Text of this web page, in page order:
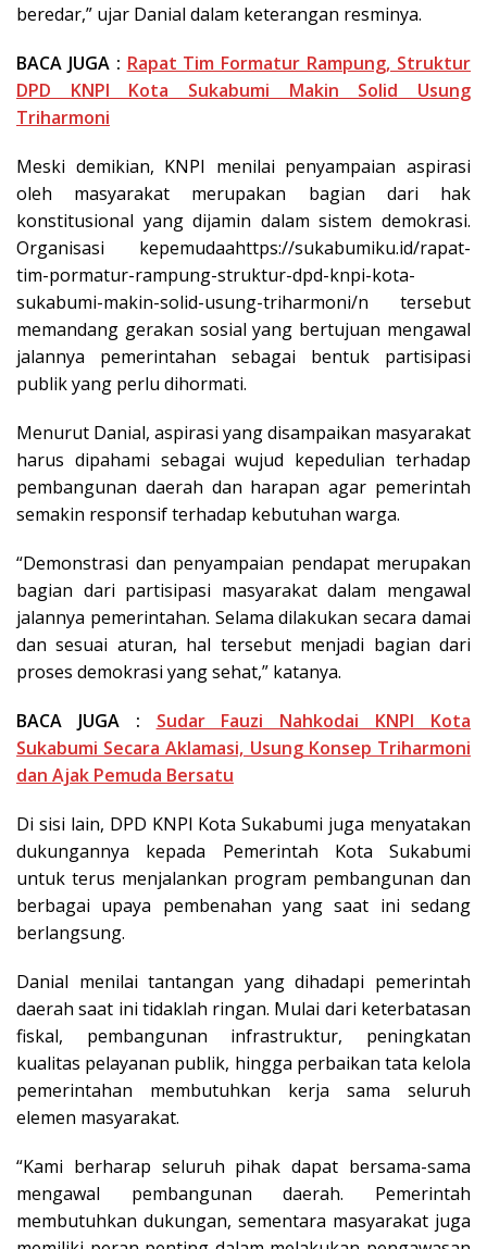
beredar,” ujar Danial dalam keterangan resminya.
BACA JUGA : Rapat Tim Formatur Rampung, Struktur
DPD KNPI Kota Sukabumi Makin Solid Usung
Triharmoni
Meski demikian, KNPI menilai penyampaian aspirasi
oleh masyarakat merupakan bagian dari hak
konstitusional yang dijamin dalam sistem demokrasi.
Organisasi kepemudaahttps://sukabumiku.id/rapat-
tim-pormatur-rampung-struktur-dpd-knpi-kota-
sukabumi-makin-solid-usung-triharmoni/n tersebut
memandang gerakan sosial yang bertujuan mengawal
jalannya pemerintahan sebagai bentuk partisipasi
publik yang perlu dihormati.
Menurut Danial, aspirasi yang disampaikan masyarakat
harus dipahami sebagai wujud kepedulian terhadap
pembangunan daerah dan harapan agar pemerintah
semakin responsif terhadap kebutuhan warga.
“Demonstrasi dan penyampaian pendapat merupakan
bagian dari partisipasi masyarakat dalam mengawal
jalannya pemerintahan. Selama dilakukan secara damai
dan sesuai aturan, hal tersebut menjadi bagian dari
proses demokrasi yang sehat,” katanya.
BACA JUGA : Sudar Fauzi Nahkodai KNPI Kota
Sukabumi Secara Aklamasi, Usung Konsep Triharmoni
dan Ajak Pemuda Bersatu
Di sisi lain, DPD KNPI Kota Sukabumi juga menyatakan
dukungannya kepada Pemerintah Kota Sukabumi
untuk terus menjalankan program pembangunan dan
berbagai upaya pembenahan yang saat ini sedang
berlangsung.
Danial menilai tantangan yang dihadapi pemerintah
daerah saat ini tidaklah ringan. Mulai dari keterbatasan
fiskal, pembangunan infrastruktur, peningkatan
kualitas pelayanan publik, hingga perbaikan tata kelola
pemerintahan membutuhkan kerja sama seluruh
elemen masyarakat.
“Kami berharap seluruh pihak dapat bersama-sama
mengawal pembangunan daerah. Pemerintah
membutuhkan dukungan, sementara masyarakat juga